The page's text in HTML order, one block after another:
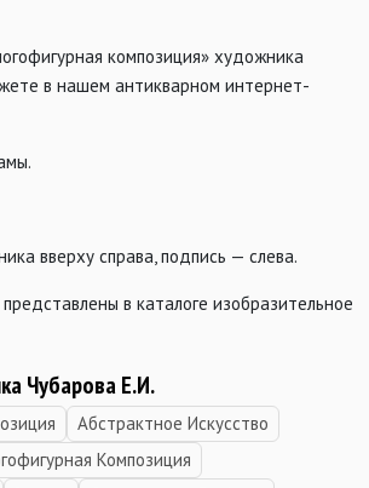
композиция» художника
в нашем антикварном интернет-
вверху справа, подпись — слева.
в каталоге изобразительное
Чубарова Е.И.
Абстрактное Искусство
Композиция